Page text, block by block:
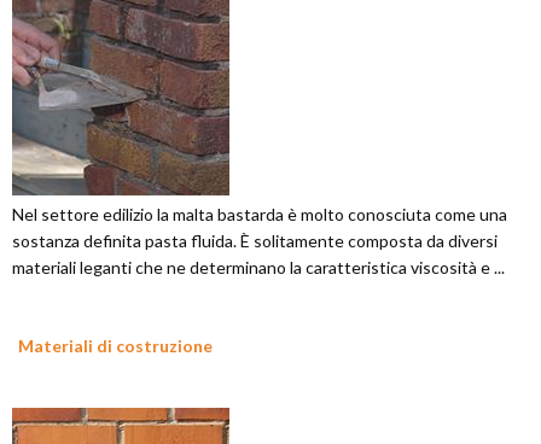
Nel settore edilizio la malta bastarda è molto conosciuta come una
sostanza definita pasta fluida. È solitamente composta da diversi
materiali leganti che ne determinano la caratteristica viscosità e ...
Materiali di costruzione